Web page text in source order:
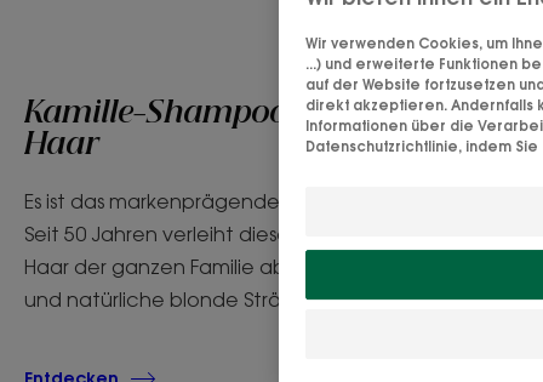
Kamille-Shampoo für goldenes
Haar
Es ist das markenprägende Shampoo von Klorane.
Seit 50 Jahren verleiht dieses Kamille-Shampoo dem
Haar der ganzen Familie ab 3 Jahren sanften Glanz
und natürliche blonde Strähnen.
Wir verwenden Cookies, um
...) und erweiterte Funktionen
auf der Website fortzusetzen
direkt akzeptieren. Andernfalls
Informationen über die
Datenschutzrichtlinie, indem